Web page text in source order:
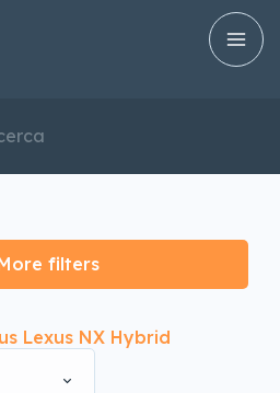
filters
Lexus NX Hybrid